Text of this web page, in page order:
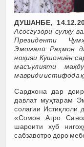
ДУШАНБЕ,
Асосгузори сулҳу
Президенти
Эмомалӣ Раҳмон
ноҳияи Кӯшониён
масъулияти
мавриди истифода
Сардхона дар
давлат муҳтарам
солагии Истиқлоли
«Сомон Агро
шароити хуб
сабзавотро доро